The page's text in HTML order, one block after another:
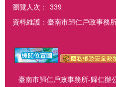
瀏覽人次：
339
資料維護：臺南市歸仁戶政事務
臺南市歸仁戶政事務所-歸仁辦